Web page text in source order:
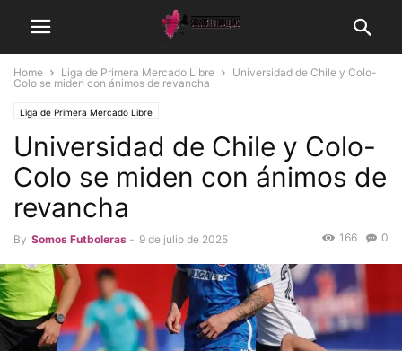
Home Liga de Primera Mercado Libre
Universidad de Chile y Colo-
Colo se miden con ánimos de revancha
Liga de Primera Mercado Libre
Universidad de Chile y Colo-
Colo se miden con ánimos de
revancha
By Somos Futboleras - 9 de julio de 2025 0
166